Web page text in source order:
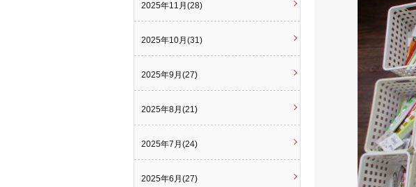
2025年11月(28)
2025年10月(31)
2025年9月(27)
2025年8月(21)
2025年7月(24)
2025年6月(27)